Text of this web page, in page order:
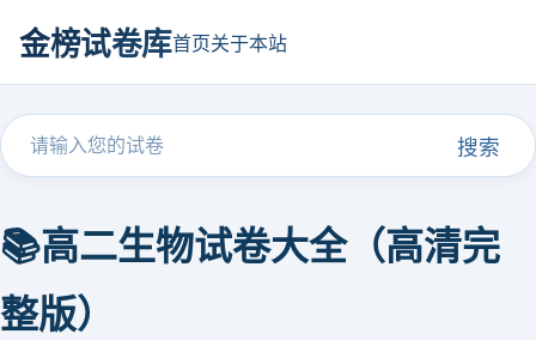
金榜试卷库首页关于本站
搜索
📚高二生物试卷大全（高清完
整版）